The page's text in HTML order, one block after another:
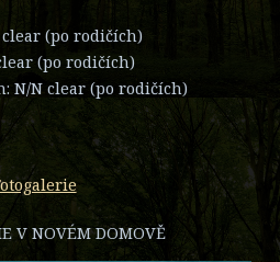
clear (po rodičích)
(po rodičích)
N/N clear (po rodičích)
V NOVÉM DOMOVĚ